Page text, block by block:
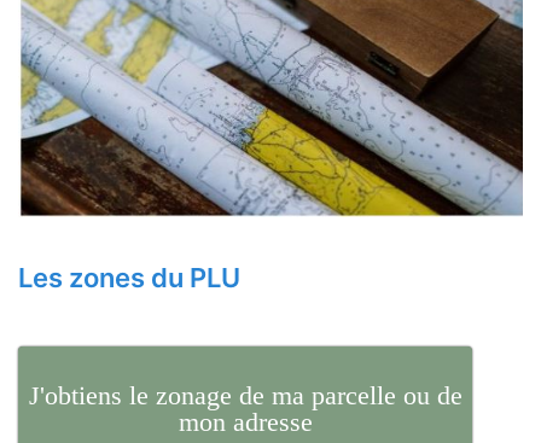
Les zones du PLU
J'obtiens le zonage de ma parcelle ou de
mon adresse